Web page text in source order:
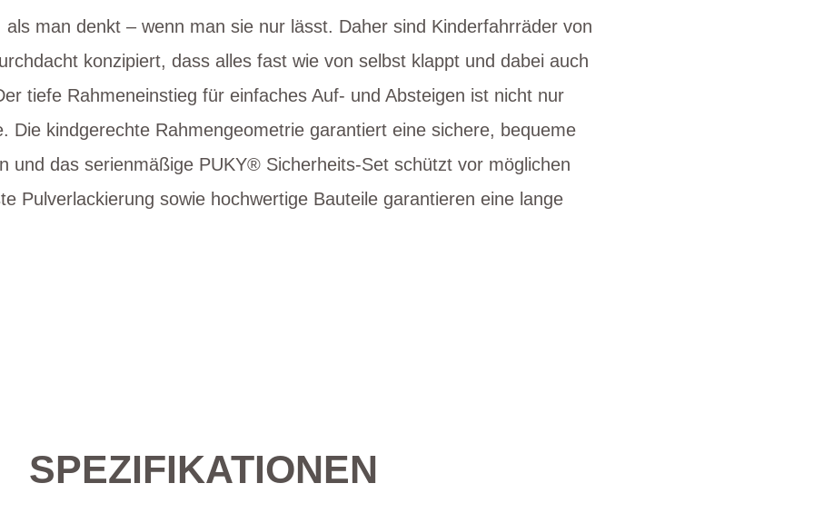
man denkt – wenn man sie nur lässt. Daher sind Kinderfahrräder von
konzipiert, dass alles fast wie von selbst klappt und dabei auch
tiefe Rahmeneinstieg für einfaches Auf- und Absteigen ist nicht nur
Die kindgerechte Rahmengeometrie garantiert eine sichere, bequeme
und das serienmäßige PUKY® Sicherheits-Set schützt vor möglichen
Pulverlackierung sowie hochwertige Bauteile garantieren eine lange
SPEZIFIKATIONEN